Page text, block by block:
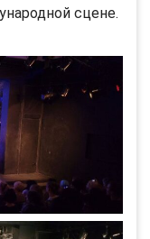
сцене.